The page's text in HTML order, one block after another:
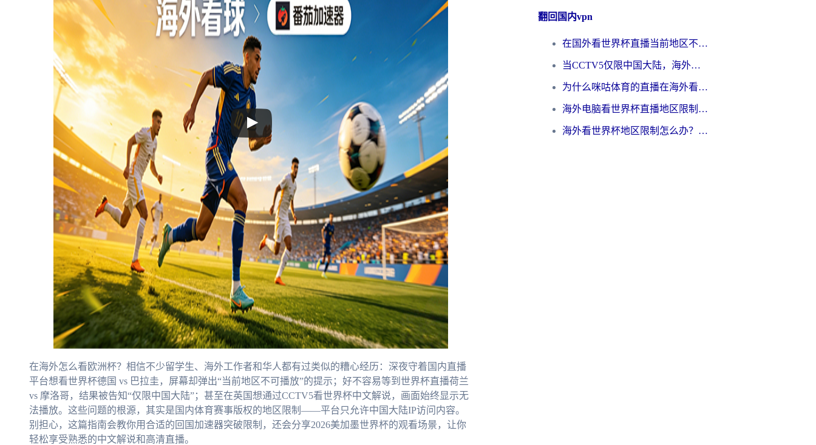
在海外怎么看欧洲杯？相信不少留学生、海外工作者和华人都有过类似的糟心经历：深夜守着国内直播
平台想看世界杯德国 vs 巴拉圭，屏幕却弹出“当前地区不可播放”的提示；好不容易等到世界杯直播荷兰
vs 摩洛哥，结果被告知“仅限中国大陆”；甚至在英国想通过CCTV5看世界杯中文解说，画面始终显示无
法播放。这些问题的根源，其实是国内体育赛事版权的地区限制——平台只允许中国大陆IP访问内容。
别担心，这篇指南会教你用合适的回国加速器突破限制，还会分享2026美加墨世界杯的观看场景，让你
轻松享受熟悉的中文解说和高清直播。
翻回国内vpn
在国外看世界杯直播当前地区不可播放？海外党必看的回国加速全攻略
当CCTV5仅限中国大陆，海外球迷的世界杯狂欢如何继续？
为什么咪咕体育的直播在海外看不了？3步解决海外看世界杯+抖音地区限制难题
海外电脑看世界杯直播地区限制怎么办？你需要一个聪明的加速器
海外看世界杯地区限制怎么办？一篇搞定咪咕视频播放+国内资源无缝访问指南